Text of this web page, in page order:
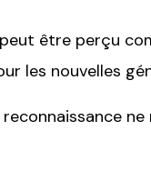
être perçu
les nouvelles
ne